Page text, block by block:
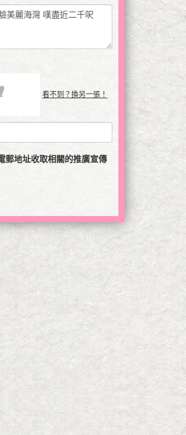
看不到？換另一張！
郵地址收取相關的推廣宣傳